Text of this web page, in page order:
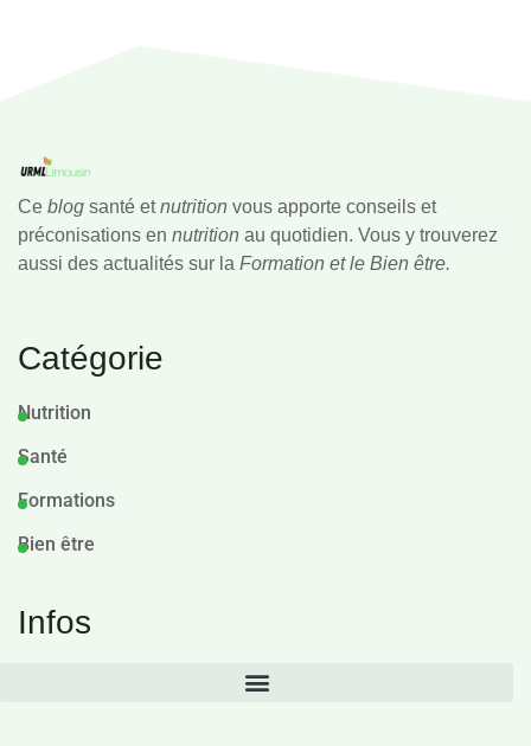
Ce blog santé etnutrition vous apporte conseils et
préconisations en nutrition au quotidien. Vous y trouverez
aussi des actualités sur la Formation et le Bien être.
Catégorie
Nutrition
Santé
Formations
Bien être
Infos